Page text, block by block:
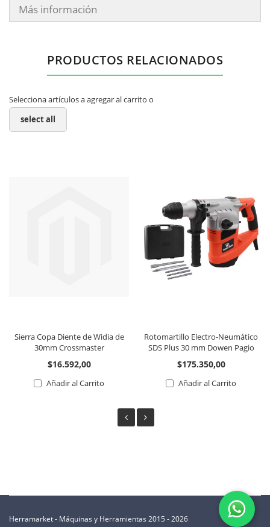
Más información
PRODUCTOS RELACIONADOS
Selecciona artículos a agregar al carrito o
select all
Sierra Copa Diente de Widia de
30mm Crossmaster
$16.592,00
Añadir al Carrito
Rotomartillo Electro-Neumático
SDS Plus 30 mm Dowen Pagio
$175.350,00
Añadir al Carrito
Herramarket - Máquinas y Herramientas 2015 - 2026